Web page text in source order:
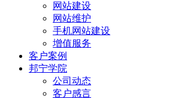
网站建设
网站维护
手机网站建设
增值服务
客户案例
邦宁学院
公司动态
客户感言